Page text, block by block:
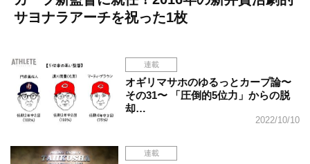
サヨナラアーチを祝った1枚
連載
オギリマサホのゆるっとカープ論〜
その31〜 「圧倒的5位力」からの脱
却…
2022/10/10
連載